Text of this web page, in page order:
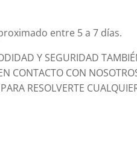
entre 5 a 7 días.
Y SEGURIDAD
CONTACTO CON
RESOLVERTE